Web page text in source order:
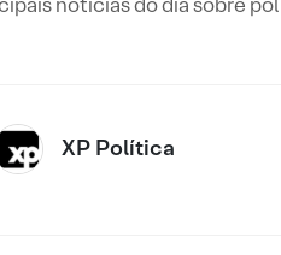
XP Política